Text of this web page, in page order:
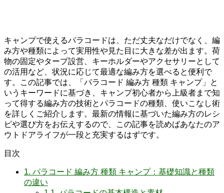
キャンプで使えるパラコードは、ただ丈夫なだけでなく、編
み方や種類によって実用性や見た目に大きな差が出ます。荷
物の固定やタープ設営、キーホルダーやアクセサリーとして
の活用など、状況に応じて最適な編み方を選べると便利で
す。この記事では、「パラコード 編み方 種類 キャンプ」と
いうキーワードに基づき、キャンプ初心者から上級者まで知
って得する編み方の技術とパラコードの種類、使いこなし術
を詳しくご紹介します。最新の情報に基づいた編み方のレシ
ピや選び方をお伝えするので、この記事を読めばあなたのア
ウトドアライフが一段と充実するはずです。
目次
1. パラコード 編み方 種類 キャンプ：基礎知識と種類
の違い